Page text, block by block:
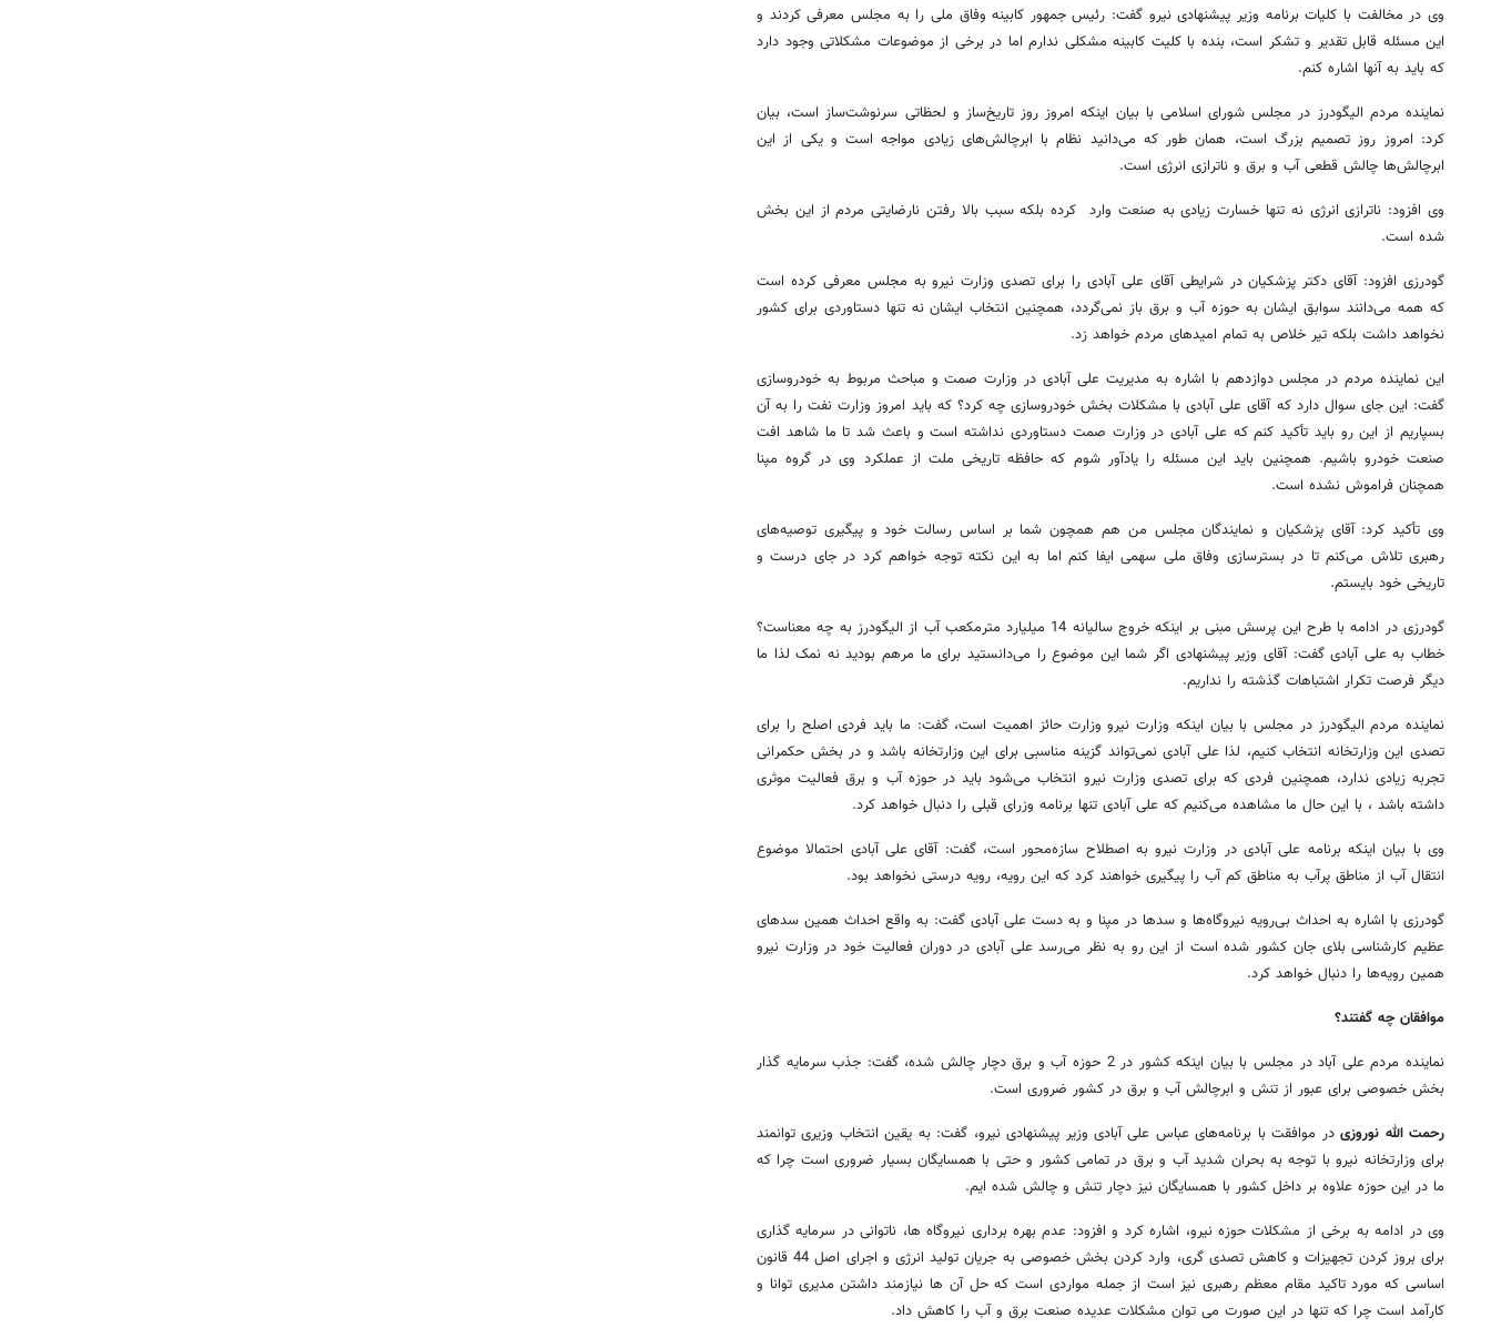
وی در مخالفت با کلیات برنامه وزیر پیشنهادی نیرو گفت: رئیس جمهور کابینه وفاق ملی را به مجلس معرفی کردند و
این مسئله قابل تقدیر و تشکر است، بنده با کلیت کابینه مشکلی ندارم اما در برخی از موضوعات مشکلاتی وجود دارد
که باید به آنها اشاره کنم.
نماینده مردم‌ الیگودرز در مجلس شورای اسلامی با بیان اینکه امروز روز تاریخ‌ساز و لحظاتی سرنوشت‌ساز است، بیان
کرد: امروز روز تصمیم بزرگ است، همان طور که می‌دانید نظام با ابرچالش‌های زیادی مواجه است و یکی از این
ابرچالش‌ها چالش قطعی آب و برق و ناترازی انرژی است.
وی افزود: ناترازی انرژی نه تنها خسارت زیادی به صنعت وارد کرده بلکه سبب بالا رفتن نارضایتی مردم از این بخش
شده است.
گودرزی افزود: آقای دکتر پزشکیان در شرایطی آقای علی آبادی را برای تصدی وزارت نیرو به مجلس معرفی کرده است
که همه می‌دانند سوابق ایشان به حوزه آب و برق باز نمی‌گردد، همچنین انتخاب ایشان نه تنها دستاوردی برای کشور
نخواهد داشت بلکه تیر خلاص به تمام امیدهای مردم خواهد زد.
این نماینده مردم در مجلس دوازدهم با اشاره به مدیریت علی آبادی در وزارت صمت و مباحث مربوط به خودروسازی
گفت: این جای سوال دارد که آقای علی آبادی با مشکلات بخش خودروسازی چه کرد؟ که باید امروز وزارت نفت را به آن
بسپاریم از این رو باید تأکید کنم که علی آبادی در وزارت صمت دستاوردی نداشته است و باعث شد تا ما شاهد افت
صنعت خودرو باشیم. همچنین باید این مسئله را یادآور شوم که حافظه تاریخی ملت از عملکرد وی در گروه مپنا
همچنان فراموش نشده است.
وی تأکید کرد: آقای پزشکیان و نمایندگان مجلس من هم همچون شما بر اساس رسالت خود و پیگیری توصیه‌های
رهبری تلاش می‌کنم تا در بسترسازی وفاق ملی سهمی ایفا کنم اما به این نکته توجه خواهم کرد در جای درست و
تاریخی خود بایستم.
گودرزی در ادامه با طرح این پرسش مبنی بر اینکه خروج سالیانه 14 میلیارد مترمکعب آب از الیگودرز به چه معناست؟
خطاب به علی آبادی گفت: آقای وزیر پیشنهادی اگر شما این موضوع را می‌دانستید برای ما مرهم بودید نه نمک لذا ما
دیگر فرصت تکرار اشتباهات گذشته را نداریم.
نماینده مردم الیگودرز در مجلس با بیان اینکه وزارت نیرو وزارت حائز اهمیت است، گفت: ما باید فردی اصلح را برای
تصدی این وزارتخانه انتخاب کنیم، لذا علی آبادی نمی‌تواند گزینه مناسبی برای این وزارتخانه باشد و در بخش حکمرانی
تجربه زیادی ندارد، همچنین فردی که برای تصدی وزارت نیرو انتخاب می‌شود باید در حوزه آب و برق فعالیت موثری
داشته باشد ، با این حال ما مشاهده می‌کنیم که علی آبادی تنها برنامه وزرای قبلی را دنبال خواهد کرد.
وی با بیان اینکه برنامه علی آبادی در وزارت نیرو به اصطلاح سازه‌محور است، گفت: آقای علی آبادی احتمالا موضوع
انتقال آب از مناطق پرآب به مناطق کم آب را پیگیری خواهند کرد که این رویه، رویه درستی نخواهد بود.
گودرزی با اشاره به احداث بی‌رویه نیروگاه‌ها و سدها در مپنا و به دست علی آبادی گفت: به واقع احداث همین سدهای
عظیم کارشناسی بلای جان کشور شده است از این رو به نظر می‌رسد علی آبادی در دوران فعالیت خود در وزارت نیرو
همین رویه‌ها را دنبال خواهد کرد.
موافقان چه گفتند؟
نماینده مردم علی آباد در مجلس با بیان اینکه کشور در 2 حوزه آب و برق دچار چالش شده، گفت: جذب سرمایه گذار
بخش خصوصی برای عبور از تنش و ابرچالش آب و برق در کشور ضروری است.
رحمت الله نوروزیدر موافقت با برنامه‌های عباس علی آبادی وزیر پیشنهادی نیرو، گفت: به یقین انتخاب وزیری توانمند
برای وزارتخانه نیرو با توجه به بحران شدید آب و برق در تمامی کشور و حتی با همسایگان بسیار ضروری است چرا که
ما در این حوزه علاوه بر داخل کشور با همسایگان نیز دچار تنش و چالش شده ایم.
وی در ادامه به برخی از مشکلات حوزه نیرو، اشاره کرد و افزود: عدم بهره برداری نیروگاه ها، ناتوانی در سرمایه گذاری
برای بروز کردن تجهیزات و کاهش تصدی گری، وارد کردن بخش خصوصی به جریان تولید انرژی و اجرای اصل 44 قانون
اساسی که مورد تاکید مقام معظم رهبری نیز است از جمله مواردی است که حل آن ها نیازمند داشتن مدیری توانا و
کارآمد است چرا که تنها در این صورت می توان مشکلات عدیده صنعت برق و آب را کاهش داد.